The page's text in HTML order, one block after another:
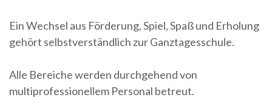
Ein Wechsel aus Förderung, Spiel, Spaß und Erholung
gehört selbstverständlich zur Ganztagesschule.
Alle Bereiche werden durchgehend von
multiprofessionellem Personal betreut.